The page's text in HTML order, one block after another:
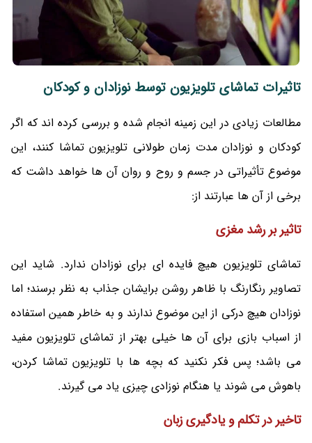
تاثیرات تماشای تلویزیون توسط نوزادان و کودکان
مطالعات زیادی در این زمینه انجام شده و بررسی کرده اند که اگر
کودکان و نوزادان مدت زمان طولانی تلویزیون تماشا کنند، این
موضوع تأثیراتی در جسم و روح و روان آن ها خواهد داشت که
برخی از آن ها عبارتند از:
تاثیر بر رشد مغزی
تماشای تلویزیون هیچ فایده‌ ای برای نوزادان ندارد. شاید این
تصاویر رنگارنگ با ظاهر روشن برایشان جذاب به نظر برسند؛ اما
نوزادان هیچ درکی از این موضوع ندارند و به خاطر همین استفاده
از اسباب بازی برای آن ها خیلی بهتر از تماشای تلویزیون مفید
می باشد؛ پس فکر نکنید که بچه ها با تلویزیون تماشا کردن،
باهوش می شوند یا هنگام نوزادی چیزی یاد می گیرند.
تاخیر در تکلم و یادگیری زبان